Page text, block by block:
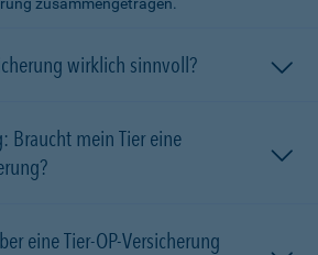
wirklich sinnvoll?
Braucht mein Tier eine
eine Tier-OP-Versicherung